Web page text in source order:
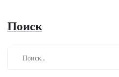
Поиск